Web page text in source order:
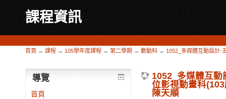
課程資訊
首頁 → 課程 → 105學年度課程 → 第二學期 → 數動科 → 1052_多媒體互動設計-
1052_多媒體互動
位影視動畫科
陳天順
導覽
首頁